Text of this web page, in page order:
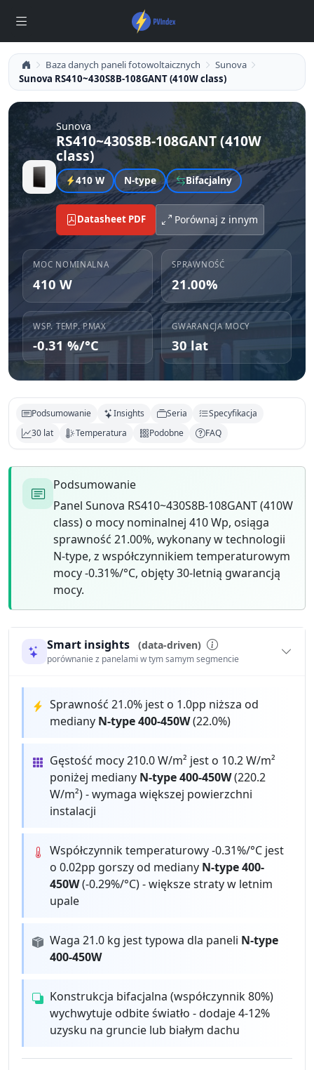
Baza danych paneli fotowoltaicznych
Sunova
Sunova RS410~430S8B-108GANT (410W class)
Sunova
RS410~430S8B-108GANT (410W
class)
410 W N-type Bifacjalny
Datasheet PDF Porównaj z innym
MOC NOMINALNA
410 W
SPRAWNOŚĆ
21.00%
WSP. TEMP. PMAX
-0.31 %/°C
GWARANCJA MOCY
30 lat
Podsumowanie Insights Seria
Specyfikacja
30 lat
Temperatura Podobne FAQ
Podsumowanie
Panel Sunova RS410~430S8B-108GANT (410W
class) o mocy nominalnej 410 Wp, osiąga
sprawność 21.00%, wykonany w technologii
N-type, z współczynnikiem temperaturowym
mocy -0.31%/°C, objęty 30-letnią gwarancją
mocy.
Smart insights (data-driven)
porównanie z panelami w tym samym segmencie
Sprawność 21.0% jest o 1.0pp niższa od
mediany N-type 400-450W(22.0%)
Gęstość mocy 210.0 W/m² jest o 10.2 W/m²
poniżej mediany N-type 400-450W(220.2
W/m²) - wymaga większej powierzchni
instalacji
Współczynnik temperaturowy -0.31%/°C jest
o 0.02pp gorszy od mediany N-type 400-
450W(-0.29%/°C) - większe straty w letnim
upale
Waga 21.0 kg jest typowa dla paneli N-type
400-450W
Konstrukcja bifacjalna (współczynnik 80%)
wychwytuje odbite światło - dodaje 4-12%
uzysku na gruncie lub białym dachu